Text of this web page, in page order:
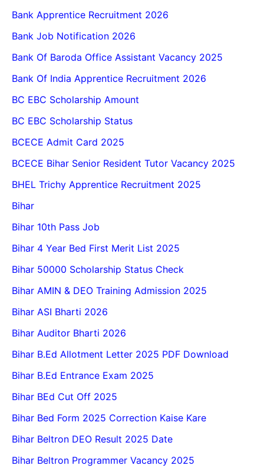
Bank Apprentice Recruitment 2026
Bank Job Notification 2026
Bank Of Baroda Office Assistant Vacancy 2025
Bank Of India Apprentice Recruitment 2026
BC EBC Scholarship Amount
BC EBC Scholarship Status
BCECE Admit Card 2025
BCECE Bihar Senior Resident Tutor Vacancy 2025
BHEL Trichy Apprentice Recruitment 2025
Bihar
Bihar 10th Pass Job
Bihar 4 Year Bed First Merit List 2025
Bihar 50000 Scholarship Status Check
Bihar AMIN & DEO Training Admission 2025
Bihar ASI Bharti 2026
Bihar Auditor Bharti 2026
Bihar B.Ed Allotment Letter 2025 PDF Download
Bihar B.Ed Entrance Exam 2025
Bihar BEd Cut Off 2025
Bihar Bed Form 2025 Correction Kaise Kare
Bihar Beltron DEO Result 2025 Date
Bihar Beltron Programmer Vacancy 2025